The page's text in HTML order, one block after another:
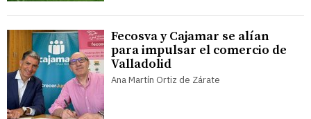
Fecosva y Cajamar se alían
para impulsar el comercio de
Valladolid
Ana Martín Ortiz de Zárate